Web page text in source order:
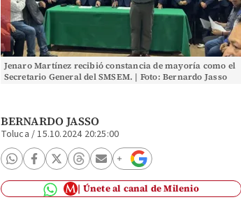
Jenaro Martínez recibió constancia de mayoría como el
Secretario General del SMSEM. | Foto: Bernardo Jasso
BERNARDO JASSO
Toluca /15.10.2024 20:25:00
Únete al canal de Milenio